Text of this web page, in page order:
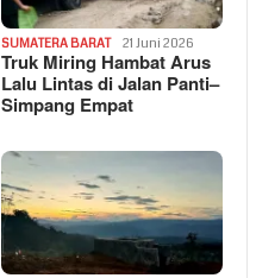
SUMATERA BARAT 21 Juni 2026
Truk Miring Hambat Arus
Lalu Lintas di Jalan Panti–
Simpang Empat